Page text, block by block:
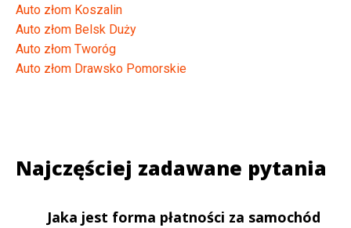
Auto złom Koszalin
Auto złom Belsk Duży
Auto złom Tworóg
Auto złom Drawsko Pomorskie
Najczęściej zadawane pytania
Jaka jest forma płatności za samochód